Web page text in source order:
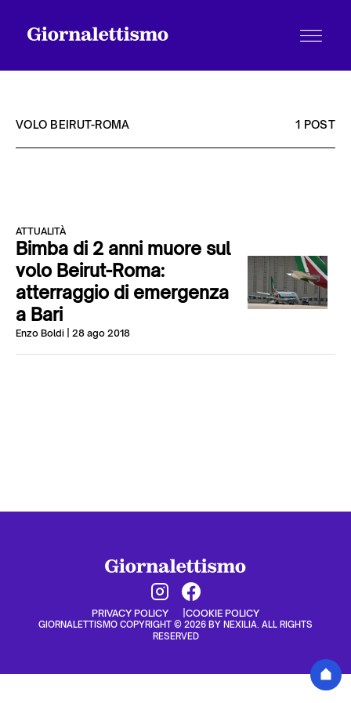
Chi siamo
Contatti
VOLO BEIRUT-ROMA 1 POST
ATTUALITÀ
Bimba di 2 anni muore sul
volo Beirut-Roma:
atterraggio di emergenza
a Bari
Enzo Boldi | 28 ago 2018
PRIVACY POLICY COOKIE POLICY
GIORNALETTISMO COPYRIGHT © 2026 BY NEXILIA. ALL RIGHTS
RESERVED